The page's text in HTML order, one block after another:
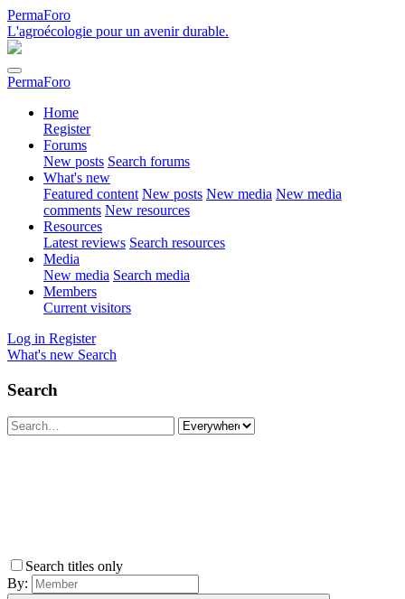
PermaForo
L'agroécologie pour un avenir durable.
PermaForo
Home
Register
Forums
New posts Search forums
What's new
Featured content New posts New media New media
comments New resources
Resources
Latest reviews Search resources
Media
New media Search media
Members
Current visitors
Log in Register
What's new Search
Search
Search titles only
By: